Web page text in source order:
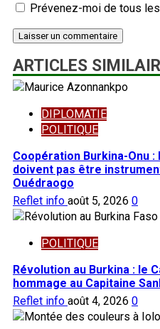
Prévenez-moi de tous
ARTICLES
DIPLOMATIE
POLITIQUE
Coopération Burkina-Onu :
doivent pas être
Ouédraogo
Reflet info août 5, 2026 0
POLITIQUE
Révolution au Burkina : le
hommage au Capitaine
Reflet info août 4, 2026 0